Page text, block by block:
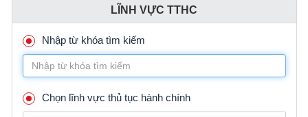
LĨNH VỰC TTHC
Nhập từ khóa tìm kiếm
Chọn lĩnh vực thủ tục hành chính